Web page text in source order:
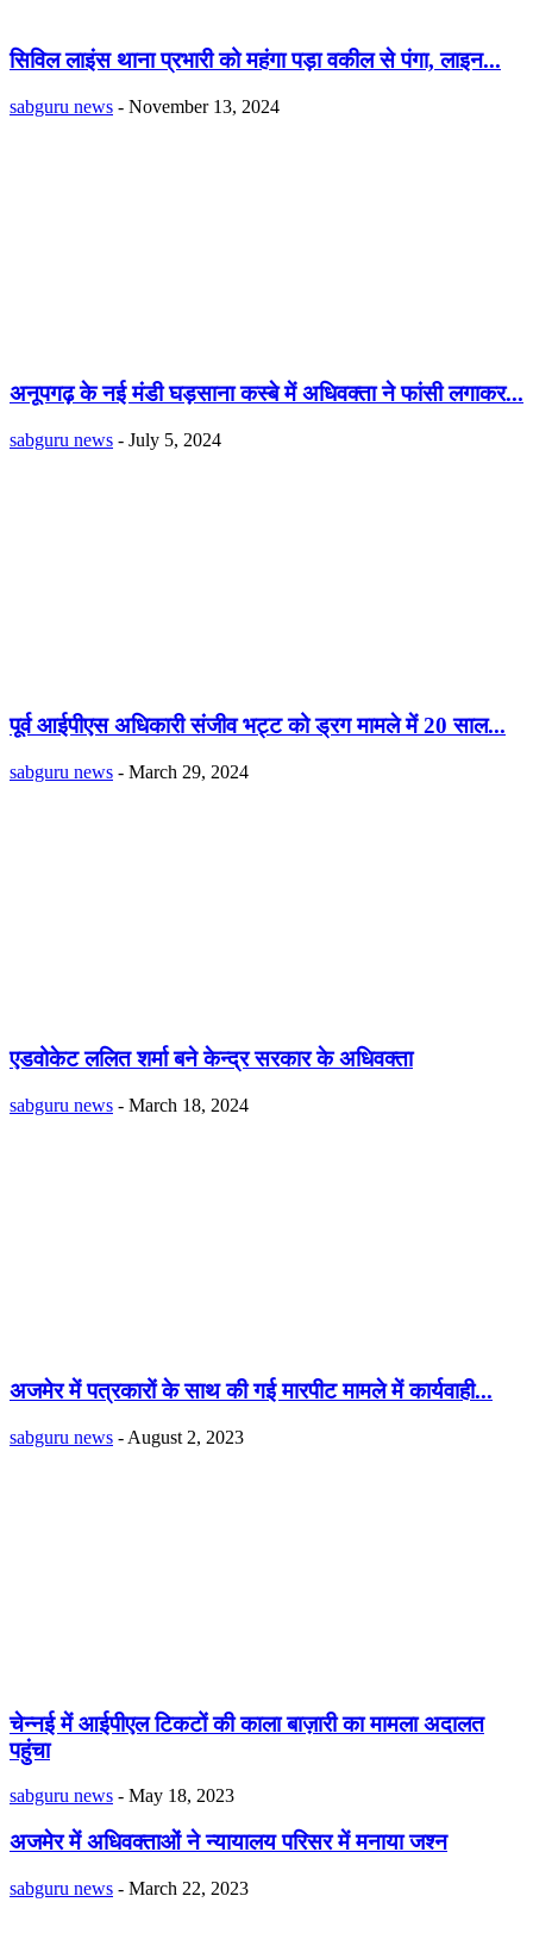
सिविल लाइंस थाना प्रभारी को महंगा पड़ा वकील से पंगा, लाइन...
sabguru news - November 13, 2024
अनूपगढ़ के नई मंडी घड़साना कस्बे में अधिवक्ता ने फांसी लगाकर...
sabguru news - July 5, 2024
पूर्व आईपीएस अधिकारी संजीव भट्ट को ड्रग मामले में 20 साल...
sabguru news - March 29, 2024
एडवोकेट ललित शर्मा बने केन्द्र सरकार के अधिवक्ता
sabguru news - March 18, 2024
अजमेर में पत्रकारों के साथ की गई मारपीट मामले में कार्यवाही...
sabguru news - August 2, 2023
चेन्नई में आईपीएल टिकटों की काला बाज़ारी का मामला अदालत
पहुंचा
sabguru news - May 18, 2023
अजमेर में अधिवक्ताओं ने न्यायालय परिसर में मनाया जश्न
sabguru news - March 22, 2023